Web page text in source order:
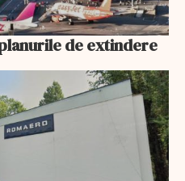
de extindere